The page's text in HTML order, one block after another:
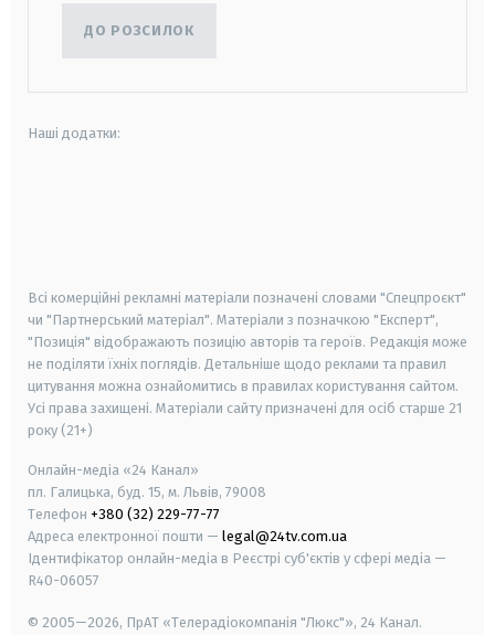
ДО РОЗСИЛОК
Наші додатки:
Всі комерційні рекламні матеріали позначені словами "Спецпроєкт"
чи "Партнерський матеріал". Матеріали з позначкою "Експерт",
"Позиція" відображають позицію авторів та героїв. Редакція може
не поділяти їхніх поглядів. Детальніше щодо реклами та правил
цитування можна ознайомитись в правилах користування сайтом.
Усі права захищені. Матеріали сайту призначені для осіб старше 21
року (21+)
Онлайн-медіа «24 Канал»
пл. Галицька, буд. 15, м. Львів, 79008
Телефон +380 (32) 229-77-77
Адреса електронної пошти — legal@24tv.com.ua
Ідентифікатор онлайн-медіа в Реєстрі суб'єктів у сфері медіа —
R40-06057
© 2005—2026, ПрАТ «Телерадіокомпанія "Люкс"», 24 Канал.